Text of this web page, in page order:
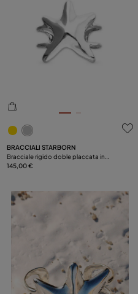
5 su 5 valutazioni dei clienti
BRACCIALI STARBORN
Bracciale rigido doble placcata in
argento stella marina
145,00 €